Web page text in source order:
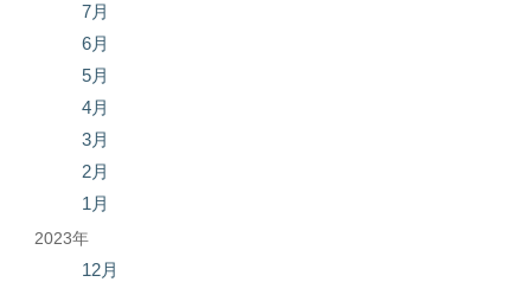
7月
6月
5月
4月
3月
2月
1月
2023年
12月